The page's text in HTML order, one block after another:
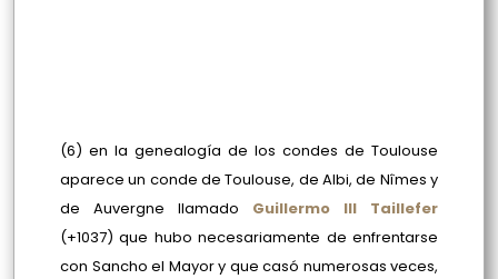
(6) en la genealogía de los condes de Toulouse
aparece un conde de Toulouse, de Albi, de Nîmes y
de Auvergne llamado Guillermo III Taillefer
(+1037) que hubo necesariamente de enfrentarse
con Sancho el Mayor y que casó numerosas veces,